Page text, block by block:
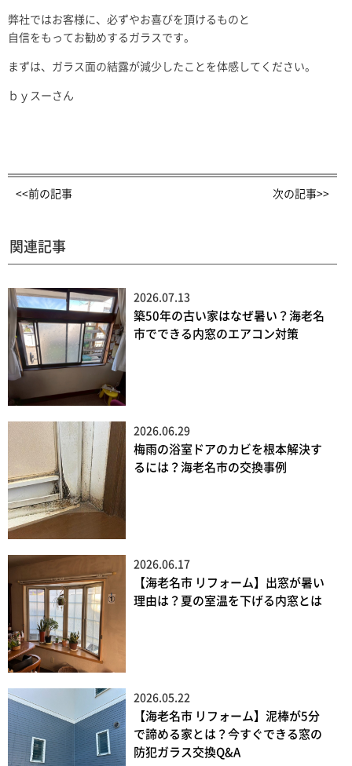
弊社ではお客様に、必ずやお喜びを頂けるものと
自信をもってお勧めするガラスです。
まずは、ガラス面の結露が減少したことを体感してください。
ｂｙスーさん
<<前の記事 次の記事>>
関連記事
2026.07.13
築50年の古い家はなぜ暑い？海老名
市でできる内窓のエアコン対策
2026.06.29
梅雨の浴室ドアのカビを根本解決す
るには？海老名市の交換事例
2026.06.17
【海老名市 リフォーム】出窓が暑い
理由は？夏の室温を下げる内窓とは
2026.05.22
【海老名市 リフォーム】泥棒が5分
で諦める家とは？今すぐできる窓の
防犯ガラス交換Q&A